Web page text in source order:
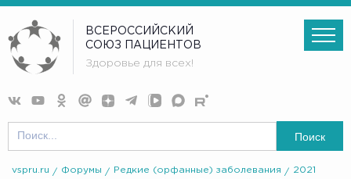
ВСЕРОССИЙСКИЙ
СОЮЗ ПАЦИЕНТОВ
Здоровье для всех!
Поиск
vspru.ru Форумы Редкие (орфанные) заболевания
2021